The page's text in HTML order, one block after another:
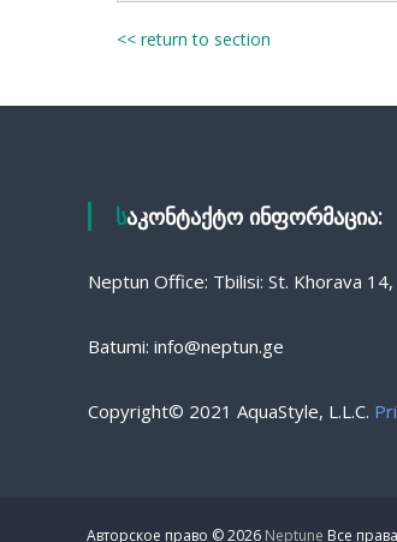
<< return to section
საკონტაქტო ინფორმაცია:
Neptun Office: Tbilisi: St. Khorava
Batumi: info@neptun.ge
Copyright© 2021 AquaStyle, L.L.C.
Авторское право © 2026 Neptune Все